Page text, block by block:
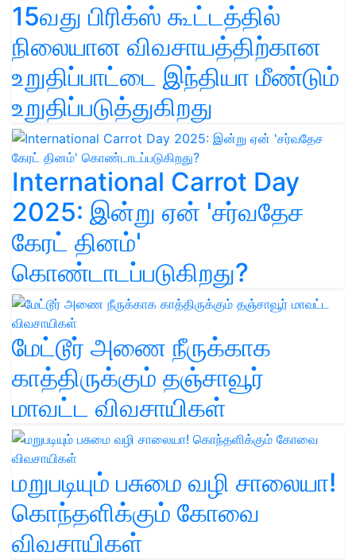
15வது பிரிக்ஸ் கூட்டத்தில்
நிலையான விவசாயத்திற்கான
உறுதிப்பாட்டை இந்தியா மீண்டும்
உறுதிப்படுத்துகிறது
International Carrot Day
2025: இன்று ஏன் 'சர்வதேச
கேரட் தினம்'
கொண்டாடப்படுகிறது?
மேட்டூர் அணை நீருக்காக
காத்திருக்கும் தஞ்சாவூர்
மாவட்ட விவசாயிகள்
மறுபடியும் பசுமை வழி சாலையா!
கொந்தளிக்கும் கோவை
விவசாயிகள்